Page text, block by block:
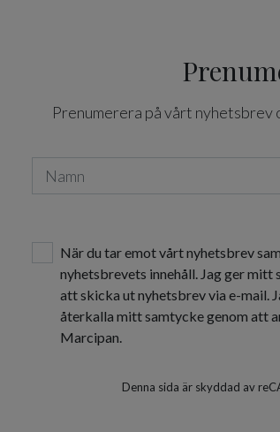
Prenumerera på vårt
När du tar emot vårt nyhetsbrev
nyhetsbrevets innehåll. Jag ger
att skicka ut nyhetsbrev via e-mail.
återkalla mitt samtycke genom att
Marcipan.
Denna sida är skyddad av